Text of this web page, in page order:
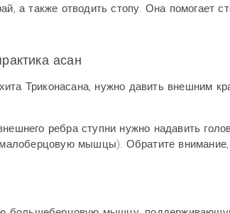
а также отводить стопу. Она помогает
асан
Триконасана, нужно давить внешним
ребра ступни нужно надавить
мышцы). Обратите